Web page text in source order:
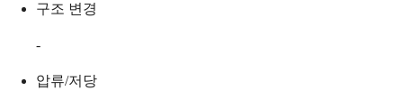
구조 변경
-
압류/저당